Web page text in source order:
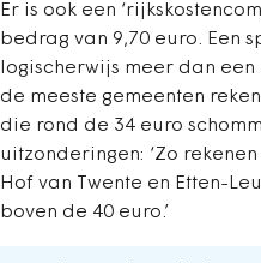
Er is ook een
bedrag van 9,70 euro. Een
logischerwijs meer dan
de meeste gemeenten
die rond de 34 euro
uitzonderingen: ‘Zo
Hof van Twente en Etten-
boven de 40 euro.’